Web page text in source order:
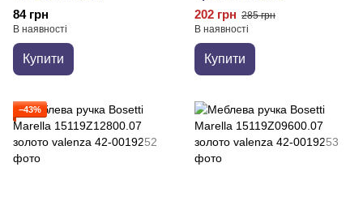
84 грн
В наявності
Купити
202 грн 285 грн
В наявності
Купити
−43%